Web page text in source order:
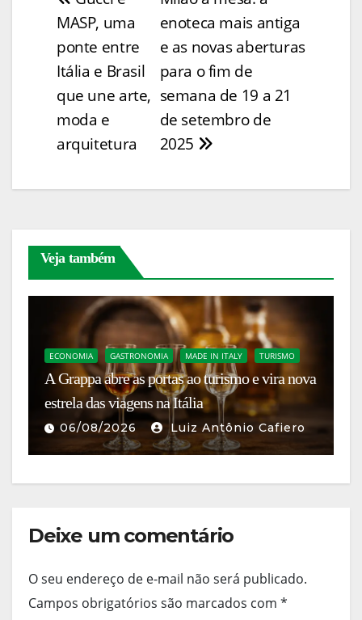
Li
n
k
b
o
o
k
st A
p
p
dI
n
ss
e
n
g
er
itt
er
ar
e
de
Post
enoteca mais antiga
e as novas aberturas
para o fim de
semana de 19 a 21
de setembro de
2025
MASP, uma
ponte entre
Itália e Brasil
que une arte,
moda e
arquitetura
Veja também
ECONOMIA GASTRONOMIA MADE IN ITALY TURISMO
A Grappa abre as portas ao turismo e vira nova
estrela das viagens na Itália
06/08/2026 Luiz Antônio Cafiero
Deixe um comentário
O seu endereço de e-mail não será publicado.
Campos obrigatórios são marcados com *